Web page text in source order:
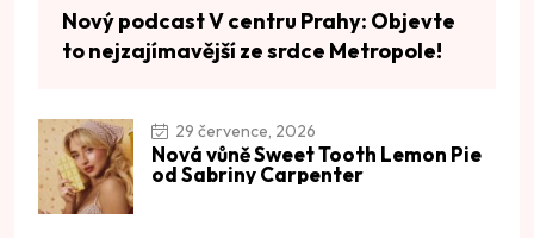
Nový podcast V centru Prahy: Objevte
to nejzajímavější ze srdce Metropole!
29 července, 2026
Nová vůně Sweet Tooth Lemon Pie
od Sabriny Carpenter